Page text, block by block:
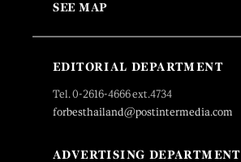
SEE MAP
EDITORIAL DEPARTMENT
Tel. 0-2616-4666 ext.4734
forbesthailand@postintermedia.com
ADVERTISING DEPARTMENT